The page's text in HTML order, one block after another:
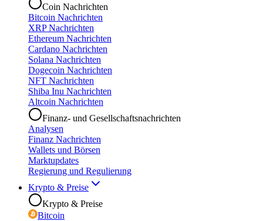
Coin Nachrichten
Bitcoin Nachrichten
XRP Nachrichten
Ethereum Nachrichten
Cardano Nachrichten
Solana Nachrichten
Dogecoin Nachrichten
NFT Nachrichten
Shiba Inu Nachrichten
Altcoin Nachrichten
Finanz- und Gesellschaftsnachrichten
Analysen
Finanz Nachrichten
Wallets und Börsen
Marktupdates
Regierung und Regulierung
Krypto & Preise
Krypto & Preise
Bitcoin